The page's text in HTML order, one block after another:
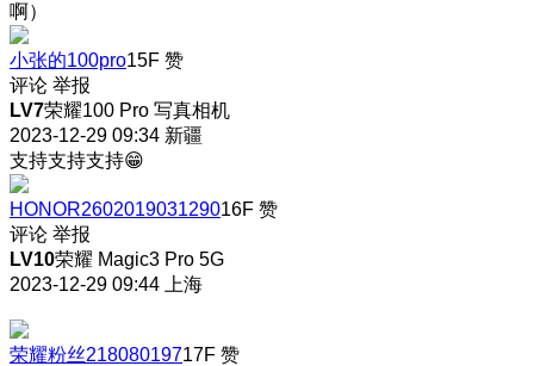
啊）
小张的100pro15F 赞
评论 举报
LV7荣耀100 Pro 写真相机
2023-12-29 09:34 新疆
支持支持支持😁
HONOR260201903129016F 赞
评论 举报
LV10荣耀 Magic3 Pro 5G
2023-12-29 09:44
上海
荣耀粉丝21808019717F 赞